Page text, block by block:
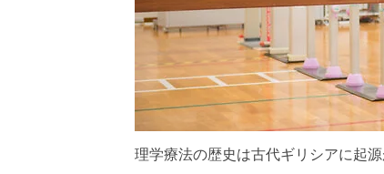
理学療法の歴史は古代ギリシアに起